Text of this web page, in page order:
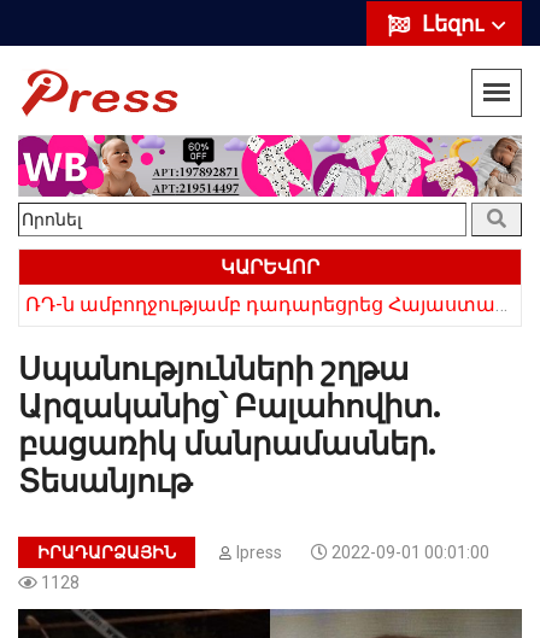
Լեզու
ԿԱՐԵՎՈՐ
Սպանությունների շղթա
Արզականից՝ Բալահովիտ.
բացառիկ մանրամասներ.
Տեսանյութ
ԻՐԱԴԱՐՁԱՅԻՆ Ipress
2022-09-01 00:01:00
1128